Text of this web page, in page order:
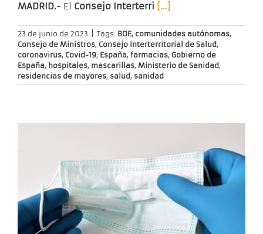
MADRID.- El Consejo Interterri […]
23 de junio de 2023 Tags: BOE, comunidades autónomas,
Consejo de Ministros, Consejo Interterritorial de Salud,
coronavirus, Covid-19, España, farmacias, Gobierno de
España, hospitales, mascarillas, Ministerio de Sanidad,
residencias de mayores, salud, sanidad